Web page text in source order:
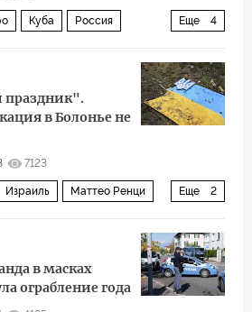
Еще 4
Куба Россия
праздник".
в Болонье не
7123
Еще 2
Израиль Маттео Ренци
в масках
ограбление года